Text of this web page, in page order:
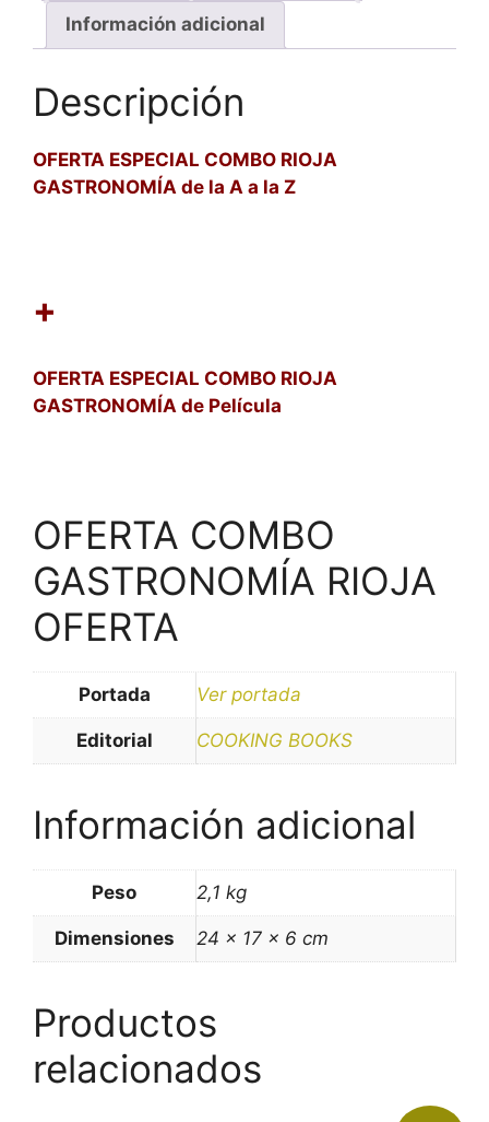
era
precio
original
25,00 €
Información adicional
Descripción
OFERTA ESPECIAL COMBO RIOJA
GASTRONOMÍA de la A a la Z
+
OFERTA ESPECIAL COMBO RIOJA
GASTRONOMÍA de Película
OFERTA COMBO
GASTRONOMÍA RIOJA
OFERTA
Portada Ver portada
Editorial COOKING BOOKS
Información adicional
Peso 2,1 kg
Dimensiones 24 × 17 × 6 cm
Productos
relacionados